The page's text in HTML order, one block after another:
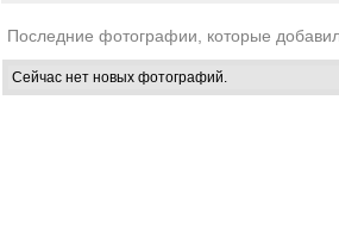
Последние фотографии, которые
Сейчас нет новых фотографий.